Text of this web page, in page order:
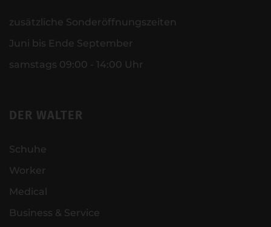
zusätzliche Sonderöffnungszeiten
Juni bis Ende September
samstags 09:00 - 14:00 Uhr
DER WALTER
Schuhe
Worker
Medical
Business & Service